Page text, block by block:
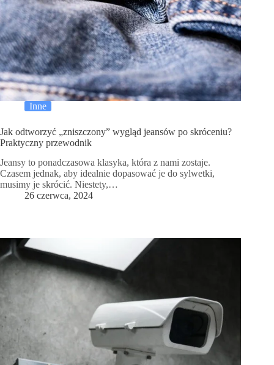
Inne
Jak odtworzyć „zniszczony” wygląd jeansów po skróceniu?
Praktyczny przewodnik
Jeansy to ponadczasowa klasyka, która z nami zostaje.
Czasem jednak, aby idealnie dopasować je do sylwetki,
musimy je skrócić. Niestety,…
26 czerwca, 2024